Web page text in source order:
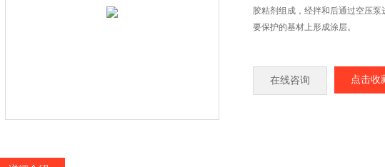
胶粘剂组成，经拌和后通过空压
要保护的基材上形成涂层。
在线咨询 点击收